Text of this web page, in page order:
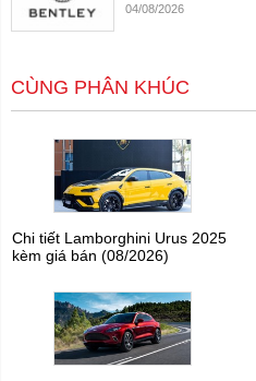
04/08/2026
CÙNG PHÂN KHÚC
Chi tiết Lamborghini Urus 2025
kèm giá bán (08/2026)